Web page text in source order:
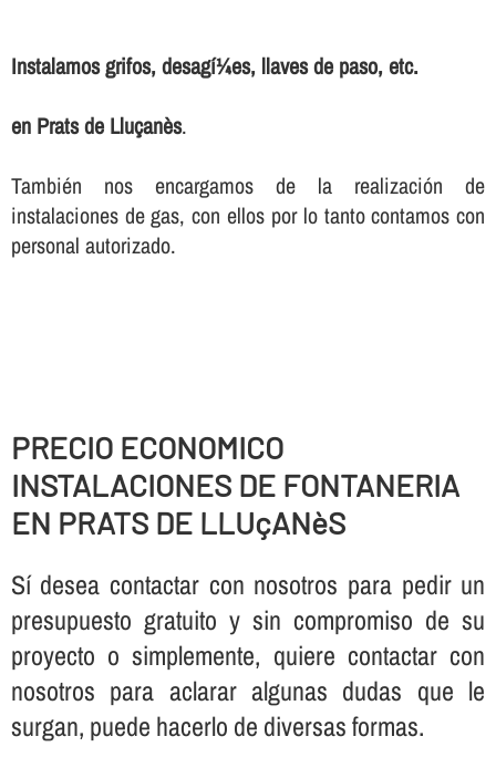
Instalamos grifos, desagí¼es, llaves de paso, etc.
en Prats de Lluçanès.
También nos encargamos de la realización de
instalaciones de gas, con ellos por lo tanto contamos con
personal autorizado.
PRECIO ECONOMICO
INSTALACIONES DE FONTANERIA
EN PRATS DE LLUçANèS
Sí­ desea contactar con nosotros para pedir un
presupuesto gratuito y sin compromiso de su
proyecto o simplemente, quiere contactar con
nosotros para aclarar algunas dudas que le
surgan, puede hacerlo de diversas formas.